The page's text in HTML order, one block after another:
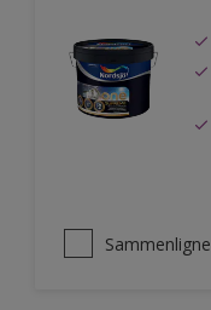
Sammenligne